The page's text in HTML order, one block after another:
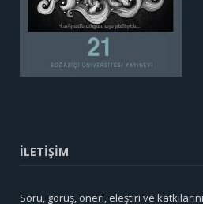
İLETİŞİM
Soru, görüş, öneri, eleştiri ve